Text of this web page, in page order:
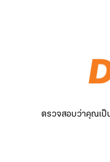
ตรวจสอบว่าคุณเป็